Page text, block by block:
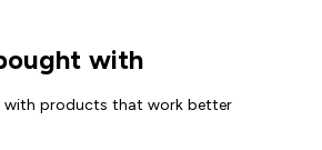
with
with products that work better